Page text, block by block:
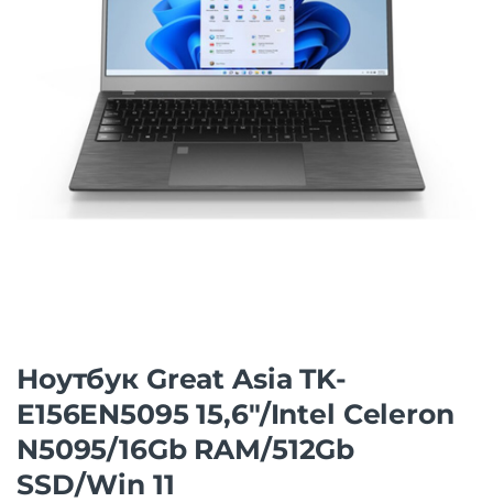
Ноутбук Great Asia TK-
E156EN5095 15,6″/Intel Celeron
N5095/16Gb RAM/512Gb
SSD/Win 11